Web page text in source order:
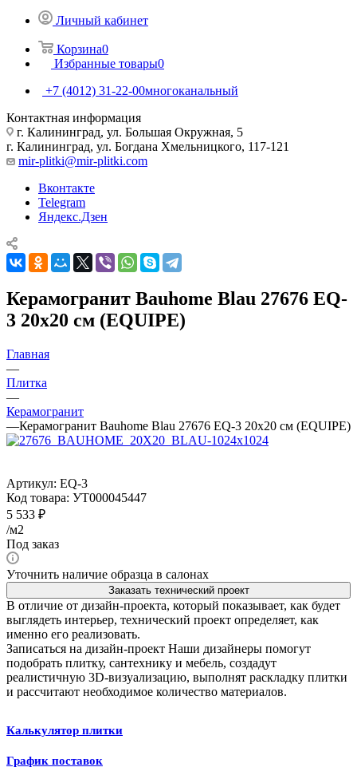
Личный кабинет
Корзина0
Избранные товары0
+7 (4012) 31-22-00многоканальный
Контактная информация
г. Калининград, ул. Большая Окружная, 5
г. Калининград, ул. Богдана Хмельницкого, 117-121
mir-plitki@mir-plitki.com
Вконтакте
Telegram
Яндекс.Дзен
Керамогранит Bauhome Blau 27676 EQ-
3 20x20 см (EQUIPE)
Главная
—
Плитка
—
Керамогранит
—Керамогранит Bauhome Blau 27676 EQ-3 20x20 см (EQUIPE)
Артикул: EQ-3
Код товара: УТ000045447
5 533 ₽
/м2
Под заказ
Уточнить наличие образца в салонах
Заказать технический проект
В отличие от дизайн-проекта, который показывает, как будет
выглядеть интерьер, технический проект определяет, как
именно его реализовать.
Записаться на дизайн-проект Наши дизайнеры помогут
подобрать плитку, сантехнику и мебель, создадут
реалистичную 3D-визуализацию, выполнят раскладку плитки
и рассчитают необходимое количество материалов.
Калькулятор плитки
График поставок